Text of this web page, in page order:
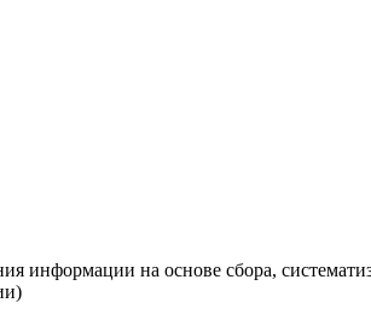
информации на основе сбора,